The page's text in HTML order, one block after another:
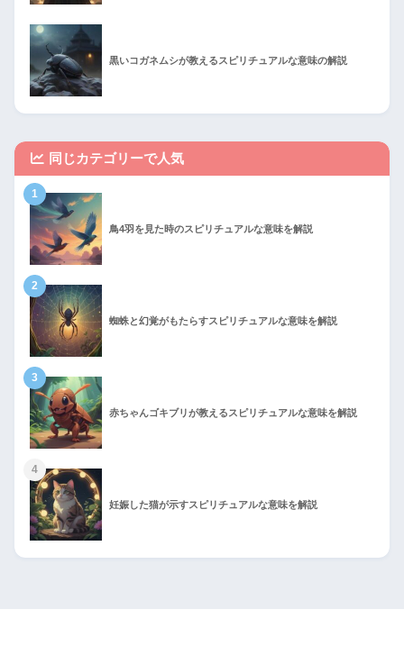
黒いコガネムシが教えるスピリチュアルな意味の解説
同じカテゴリーで人気
1
鳥4羽を見た時のスピリチュアルな意味を解説
2
蜘蛛と幻覚がもたらすスピリチュアルな意味を解説
3
赤ちゃんゴキブリが教えるスピリチュアルな意味を解説
4
妊娠した猫が示すスピリチュアルな意味を解説